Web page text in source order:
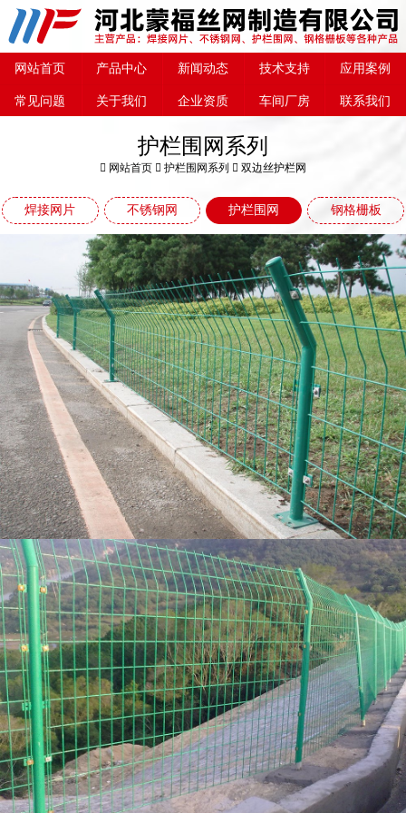
网站首页 产品中心 新闻动态 技术支持 应用案例
常见问题 关于我们 企业资质 车间厂房 联系我们
护栏围网系列
网站首页 护栏围网系列 双边丝护栏网
焊接网片 不锈钢网 护栏围网 钢格栅板